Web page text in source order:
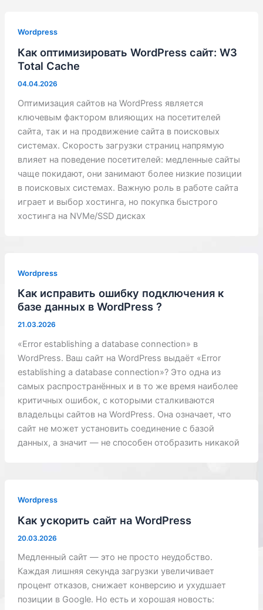
Wordpress
Как оптимизировать WordPress сайт: W3
Total Cache
04.04.2026
Оптимизация сайтов на WordPress является
ключевым фактором влияющих на посетителей
сайта, так и на продвижение сайта в поисковых
системах. Скорость загрузки страниц напрямую
влияет на поведение посетителей: медленные сайты
чаще покидают, они занимают более низкие позиции
в поисковых системах. Важную роль в работе сайта
играет и выбор хостинга, но покупка быстрого
хостинга на NVMe/SSD дисках
Wordpress
Как исправить ошибку подключения к
базе данных в WordPress ?
21.03.2026
«Error establishing a database connection» в
WordPress. Ваш сайт на WordPress выдаёт «Error
establishing a database connection»? Это одна из
самых распространённых и в то же время наиболее
критичных ошибок, с которыми сталкиваются
владельцы сайтов на WordPress. Она означает, что
сайт не может установить соединение с базой
данных, а значит — не способен отобразить никакой
Wordpress
Как ускорить сайт на WordPress
20.03.2026
Медленный сайт — это не просто неудобство.
Каждая лишняя секунда загрузки увеличивает
процент отказов, снижает конверсию и ухудшает
позиции в Google. Но есть и хорошая новость: